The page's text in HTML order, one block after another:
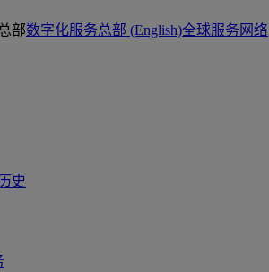
部数字化服务总部 (English)全球服务网络
史